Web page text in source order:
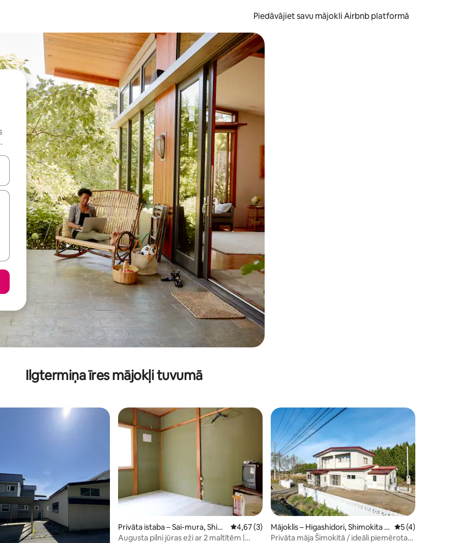
Piedāvājiet savu mājokli Airbnb platformā
un uz leju vai izpētiet tos, pieskaroties ekrānam vai pavelkot pa to ar pirkstu.
Ilgtermiņa īres mājokļi tuvumā
5, atsauksmju skaits: 106
Privāta istaba – Sai-mura, Shim
okita-gun
Vidējais vērtējums: 4,67 no 5, atsauksmju skaits: 3
4,67 (3)
Augusta pilni jūras eži ar 2 maltītēm |
Mājoklis – Higashidori, Shimokita D
istrict
Vidējais
5 (4)
Privāta māja Šimokitā / ideāli piemērota